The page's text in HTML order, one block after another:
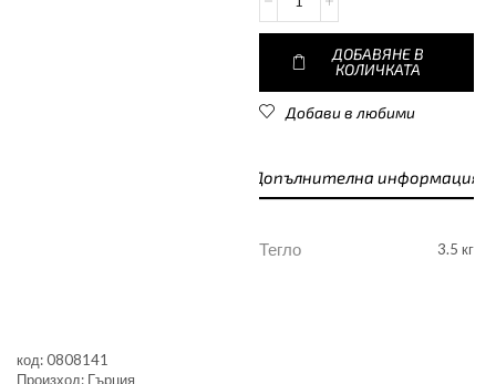
ДОБАВЯНЕ В
КОЛИЧКАТА
Добави в любими
Допълнителна информация
Тегло 3.5 кг
код: 0808141
Произход: Гърция